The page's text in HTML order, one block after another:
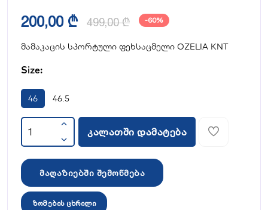
200,00 ₾ 499,00 ₾ -60%
მამაკაცის სპორტული ფეხსაცმელი OZELIA KNT
Size:
46 46.5
კალათში დამატება
მაღაზიებში შემოწმება
ზომების ცხრილი